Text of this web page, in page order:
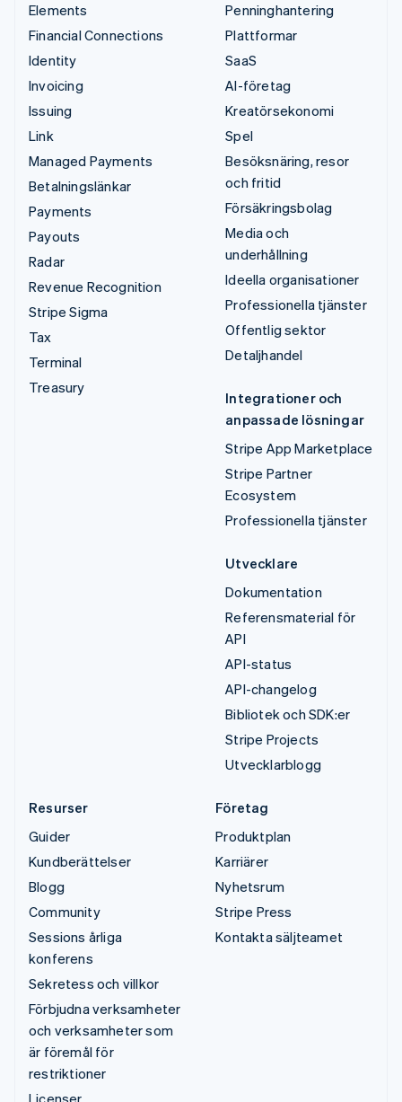
Elements
Financial Connections
Identity
Invoicing
Issuing
Link
Managed Payments
Betalningslänkar
Payments
Payouts
Radar
Revenue Recognition
Stripe Sigma
Tax
Terminal
Treasury
Penninghantering
Plattformar
SaaS
AI-företag
Kreatörsekonomi
Spel
Besöksnäring, resor
och fritid
Försäkringsbolag
Media och
underhållning
Ideella organisationer
Professionella tjänster
Offentlig sektor
Detaljhandel
Integrationer och
anpassade lösningar
Stripe App Marketplace
Stripe Partner
Ecosystem
Professionella tjänster
Utvecklare
Dokumentation
Referensmaterial för
API
API-status
API-changelog
Bibliotek och SDK:er
Stripe Projects
Utvecklarblogg
Resurser
Guider
Kundberättelser
Blogg
Community
Sessions årliga
konferens
Sekretess och villkor
Förbjudna verksamheter
och verksamheter som
är föremål för
restriktioner
Företag
Produktplan
Karriärer
Nyhetsrum
Stripe Press
Kontakta säljteamet